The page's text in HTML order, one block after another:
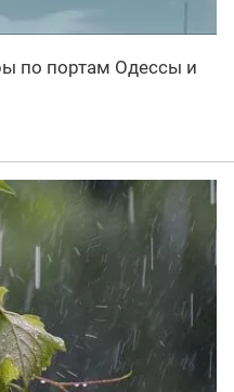
по портам Одессы и